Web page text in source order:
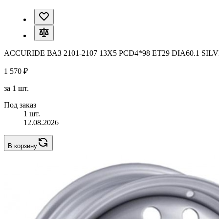
ACCURIDE ВАЗ 2101-2107 13X5 PCD4*98 ET29 DIA60.1
1 570 ₽
за 1 шт.
Под заказ
1 шт.
12.08.2026
В корзину